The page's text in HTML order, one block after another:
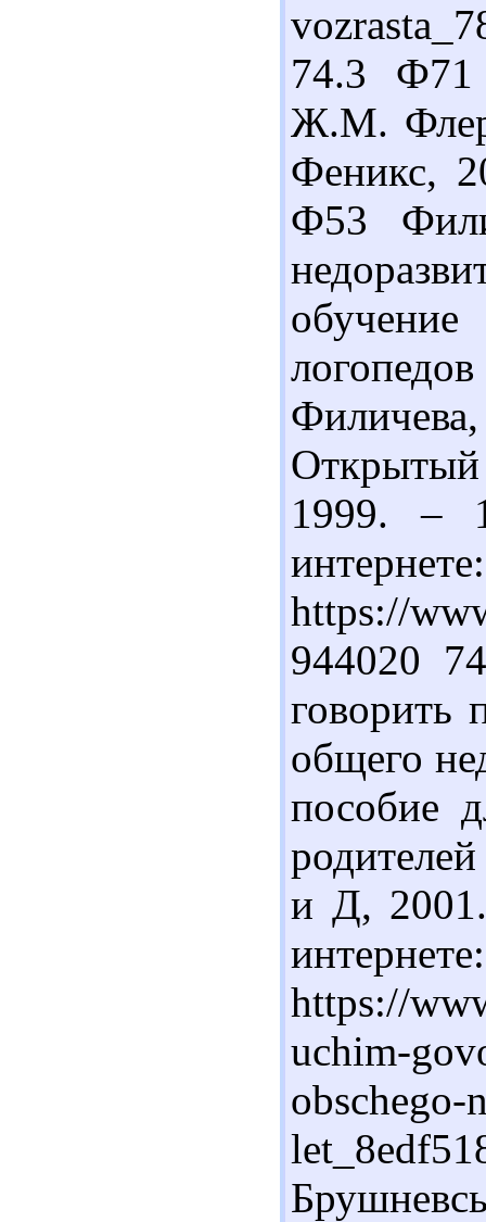
74.3
Ж.М.
Феникс,
Ф53
1999. –
интернете:
https://
944020
говорить
общего
пособие
и Д,
интернете:
https://
uchim-